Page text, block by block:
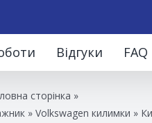
Відгуки FAQ
сторінка »
» Volkswagen килимки »